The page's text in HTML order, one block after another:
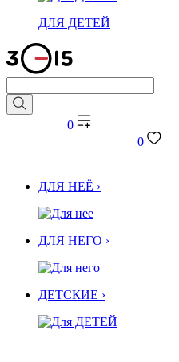
ДЛЯ ДЕТЕЙ
0
0
ДЛЯ НЕЁ ›
ДЛЯ НЕГО ›
ДЕТСКИЕ ›